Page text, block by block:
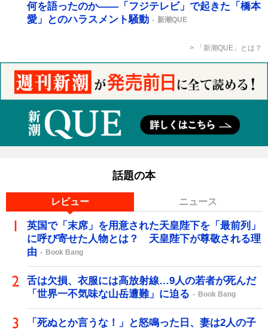
何を語ったのか――「フジテレビ」で起きた「橋本
愛」とのハラスメント騒動
新潮QUE
「新潮QUE」とは？
話題の本
レビュー ニュース
英国で「末席」を用意された天皇陛下を「最前列」
に呼び寄せた人物とは？ 天皇陛下が尊敬される理
由
Book Bang
舌は欠損、衣服には高放射線…9人の若者が死んだ
「世界一不気味な山岳遭難」に迫る
Book Bang
「死ぬとか言うな！」と怒鳴った日、妻は2人の子